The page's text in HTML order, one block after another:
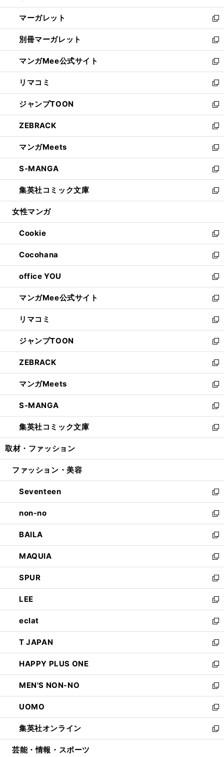
開
く
ウ
で
開
く
ン
ド
ウ
で
開
く
し
い
ウ
ィ
ン
ド
ウ
で
開
く
マーガレット
新
し
い
ウ
ィ
ン
ド
ウ
で
開
く
別冊マーガレット
新
し
い
ウ
ィ
ン
ド
ウ
で
開
く
マンガMee公式サイト
新
し
い
ウ
ィ
ン
ド
ウ
で
開
く
リマコミ
新
し
い
ウ
ィ
ン
ド
ウ
で
開
く
ジャンプTOON
新
し
い
ウ
ィ
ン
ド
ウ
で
開
ZEBRACK
新
し
い
ウ
ィ
ン
ド
ウ
開
く
マンガMeets
新
し
い
ウ
ィ
ン
ウ
で
開
く
S-MANGA
新
し
い
ウ
ン
ド
ウ
で
開
く
集英社コミック文庫
新
し
ウ
ィ
ン
ド
ウ
で
開
く
女性マンガ
Cookie
新
し
い
ウ
ィ
ン
ド
ウ
で
開
く
Cocohana
新
し
い
ウ
ィ
ン
ド
ウ
で
開
く
office YOU
新
し
い
ウ
ィ
ン
ド
ウ
で
開
く
マンガMee公式サイト
新
し
い
ウ
ィ
ン
ド
ウ
で
開
く
リマコミ
新
し
い
ウ
ィ
ン
ド
ウ
で
開
く
ジャンプTOON
新
し
い
ウ
ィ
ン
ド
ウ
で
開
ZEBRACK
新
し
い
ウ
ィ
ン
ド
ウ
開
マンガMeets
新
し
い
ウ
ィ
ン
ウ
開
く
S-MANGA
新
し
い
ウ
ン
ウ
で
開
く
集英社コミック文庫
新
し
ウ
ン
ド
ウ
で
開
く
取材・ファッション
ファッション・美容
Seventeen
新
し
い
ウ
ィ
ン
ド
ウ
で
開
く
non-no
新
し
い
ウ
ィ
ン
ド
ウ
で
開
く
BAILA
新
し
い
ウ
ィ
ン
ド
ウ
で
開
く
MAQUIA
新
し
い
ウ
ィ
ン
ド
ウ
で
開
く
SPUR
新
し
い
ウ
ィ
ン
ド
ウ
で
開
く
LEE
新
し
い
ウ
ィ
ン
ド
ウ
で
開
く
eclat
新
し
い
ウ
ィ
ン
ド
ウ
で
開
く
T JAPAN
新
し
い
ウ
ィ
ン
ド
ウ
で
開
HAPPY PLUS ONE
新
し
い
ウ
ィ
ン
ド
ウ
MEN'S NON-NO
新
し
い
ウ
ィ
ン
UOMO
新
し
い
ウ
集英社オンライン
新
し
芸能・情報・スポーツ